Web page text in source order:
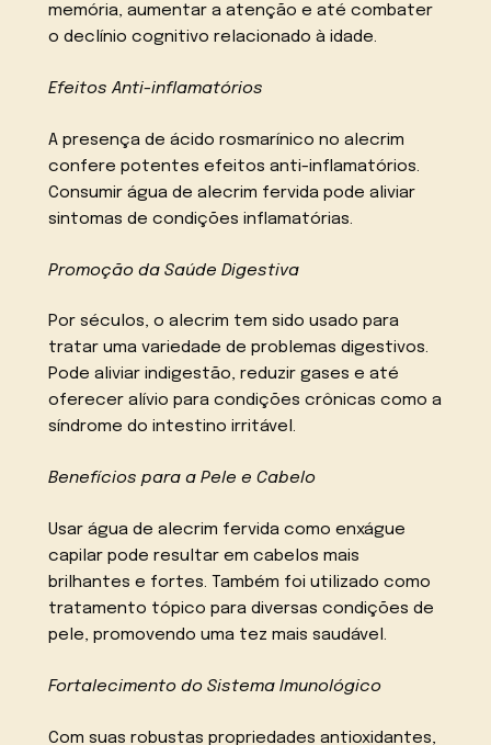
memória, aumentar a atenção e até combater
o declínio cognitivo relacionado à idade.
Efeitos Anti-inflamatórios
A presença de ácido rosmarínico no alecrim
confere potentes efeitos anti-inflamatórios.
Consumir água de alecrim fervida pode aliviar
sintomas de condições inflamatórias.
Promoção da Saúde Digestiva
Por séculos, o alecrim tem sido usado para
tratar uma variedade de problemas digestivos.
Pode aliviar indigestão, reduzir gases e até
oferecer alívio para condições crônicas como a
síndrome do intestino irritável.
Benefícios para a Pele e Cabelo
Usar água de alecrim fervida como enxágue
capilar pode resultar em cabelos mais
brilhantes e fortes. Também foi utilizado como
tratamento tópico para diversas condições de
pele, promovendo uma tez mais saudável.
Fortalecimento do Sistema Imunológico
Com suas robustas propriedades antioxidantes,